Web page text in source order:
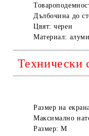
Дълбочина до
Цвят: черен
Материал:
Технически
Размер на
Максимално
Размер: M